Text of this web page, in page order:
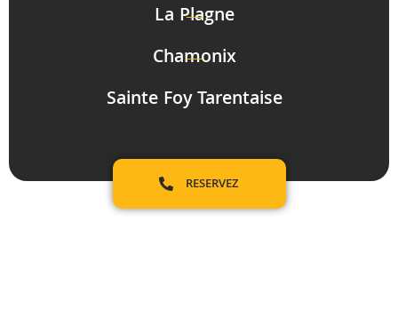
La Plagne
Chamonix
Sainte Foy Tarentaise
RESERVEZ